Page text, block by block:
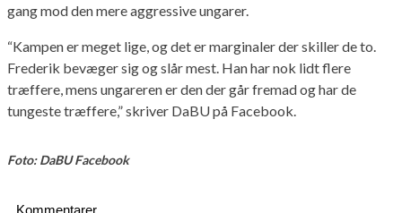
gang mod den mere aggressive ungarer.
“Kampen er meget lige, og det er marginaler der skiller de to.
Frederik bevæger sig og slår mest. Han har nok lidt flere
træffere, mens ungareren er den der går fremad og har de
tungeste træffere,” skriver DaBU på Facebook.
Foto: DaBU Facebook
Kommentarer